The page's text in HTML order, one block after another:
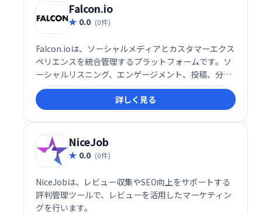
Falcon.io
0.0 (0件)
Falcon.ioは、ソーシャルメディアとカスタマーエクス
ペリエンスを統合管理するプラットフォームです。ソ
ーシャルリスニング、エンゲージメント、投稿、分
析、ベンチマークなど、マーケティングに必要な機能
を網羅。直感的なUIと強力なサポートで、顧客一人ひ
とりに合わせたパーソナライズされたブランド体験を
提供し、ビジネスの成長を支援します。
詳しく見る
NiceJob
0.0 (0件)
NiceJobは、レビュー収集やSEO向上をサポートする
評判管理ツールで、レビューを活用したマーケティン
グを行います。